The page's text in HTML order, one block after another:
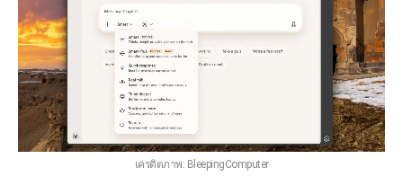
เครดิตภาพ: BleepingComputer